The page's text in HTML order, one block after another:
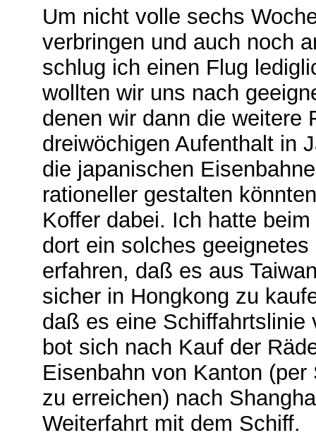
Um nicht volle sechs
verbringen und auch noch
schlug ich einen Flug
wollten wir uns nach
denen wir dann die weitere
dreiwöchigen Aufenthalt in
die japanischen
rationeller gestalten
Koffer dabei. Ich hatte
dort ein solches
erfahren, daß es aus
sicher in Hongkong zu
daß es eine Schiffahrtslinie
bot sich nach Kauf der
Eisenbahn von Kanton
zu erreichen) nach
Weiterfahrt mit dem Schiff.